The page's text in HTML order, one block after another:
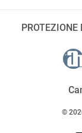
PROTEZIONE
©